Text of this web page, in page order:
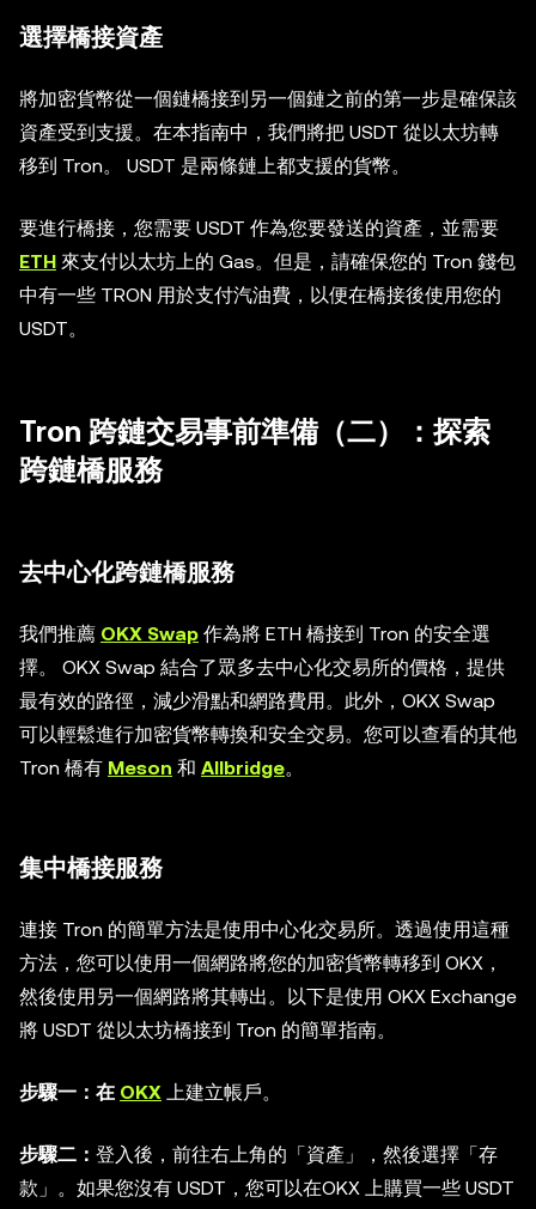
選擇橋接資產
將加密貨幣從一個鏈橋接到另一個鏈之前的第一步是確保該
資產受到支援。在本指南中，我們將把 USDT 從以太坊轉
移到 Tron。 USDT 是兩條鏈上都支援的貨幣。
要進行橋接，您需要 USDT 作為您要發送的資產，並需要
ETH 來支付以太坊上的 Gas。但是，請確保您的 Tron 錢包
中有一些 TRON 用於支付汽油費，以便在橋接後使用您的
USDT。
Tron 跨鏈交易事前準備（二）：探索
跨鏈橋服務
去中心化跨鏈橋服務
我們推薦 OKX Swap 作為將 ETH 橋接到 Tron 的安全選
擇。 OKX Swap 結合了眾多去中心化交易所的價格，提供
最有效的路徑，減少滑點和網路費用。此外，OKX Swap
可以輕鬆進行加密貨幣轉換和安全交易。您可以查看的其他
Tron 橋有 Meson 和 Allbridge。
集中橋接服務
連接 Tron 的簡單方法是使用中心化交易所。透過使用這種
方法，您可以使用一個網路將您的加密貨幣轉移到 OKX，
然後使用另一個網路將其轉出。以下是使用 OKX Exchange
將 USDT 從以太坊橋接到 Tron 的簡單指南。
步驟一：在 OKX 上建立帳戶。
步驟二： 登入後，前往右上角的「資產」，然後選擇「存
款」。如果您沒有 USDT，您可以在OKX 上購買一些 USDT